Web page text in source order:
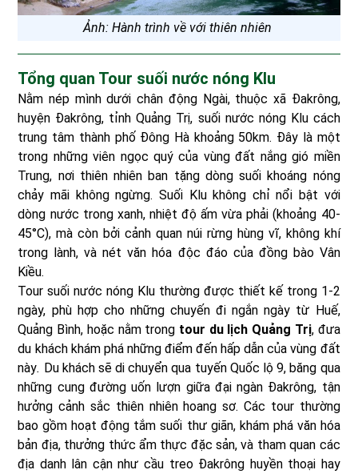
Ảnh: Hành trình về với thiên nhiên
Tổng quan Tour suối nước nóng Klu
Nằm nép mình dưới chân động Ngài, thuộc xã Đakrông,
huyện Đakrông, tỉnh Quảng Trị, suối nước nóng Klu cách
trung tâm thành phố Đông Hà khoảng 50km. Đây là một
trong những viên ngọc quý của vùng đất nắng gió miền
Trung, nơi thiên nhiên ban tặng dòng suối khoáng nóng
chảy mãi không ngừng. Suối Klu không chỉ nổi bật với
dòng nước trong xanh, nhiệt độ ấm vừa phải (khoảng 40-
45°C), mà còn bởi cảnh quan núi rừng hùng vĩ, không khí
trong lành, và nét văn hóa độc đáo của đồng bào Vân
Kiều.
Tour suối nước nóng Klu thường được thiết kế trong 1-2
ngày, phù hợp cho những chuyến đi ngắn ngày từ Huế,
Quảng Bình, hoặc nằm trong tour du lịch Quảng Trị, đưa
du khách khám phá những điểm đến hấp dẫn của vùng đất
này. Du khách sẽ di chuyển qua tuyến Quốc lộ 9, băng qua
những cung đường uốn lượn giữa đại ngàn Đakrông, tận
hưởng cảnh sắc thiên nhiên hoang sơ. Các tour thường
bao gồm hoạt động tắm suối thư giãn, khám phá văn hóa
bản địa, thưởng thức ẩm thực đặc sản, và tham quan các
địa danh lân cận như cầu treo Đakrông huyền thoại hay